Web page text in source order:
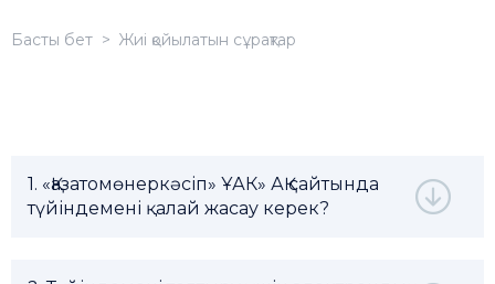
Басты бет Жиі қойылатын сұрақтар
1. «Қазатомөнеркәсіп» ҰАК» АҚ сайтында
түйіндемені қалай жасау керек?